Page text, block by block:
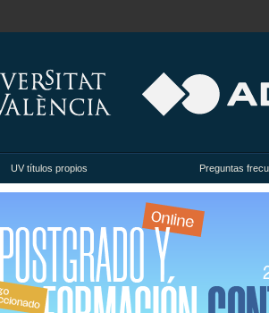
UV títulos propios Preguntas